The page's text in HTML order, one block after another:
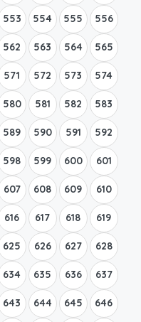
553 554 555 556
562 563 564 565
571 572 573 574
580 581 582 583
589 590 591 592
598 599 600 601
607 608 609 610
616 617 618 619
625 626 627 628
634 635 636 637
643 644 645 646